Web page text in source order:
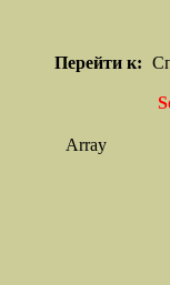
Перейти к:
Array